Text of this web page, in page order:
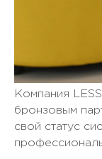
Компания
бронзовым
свой статус